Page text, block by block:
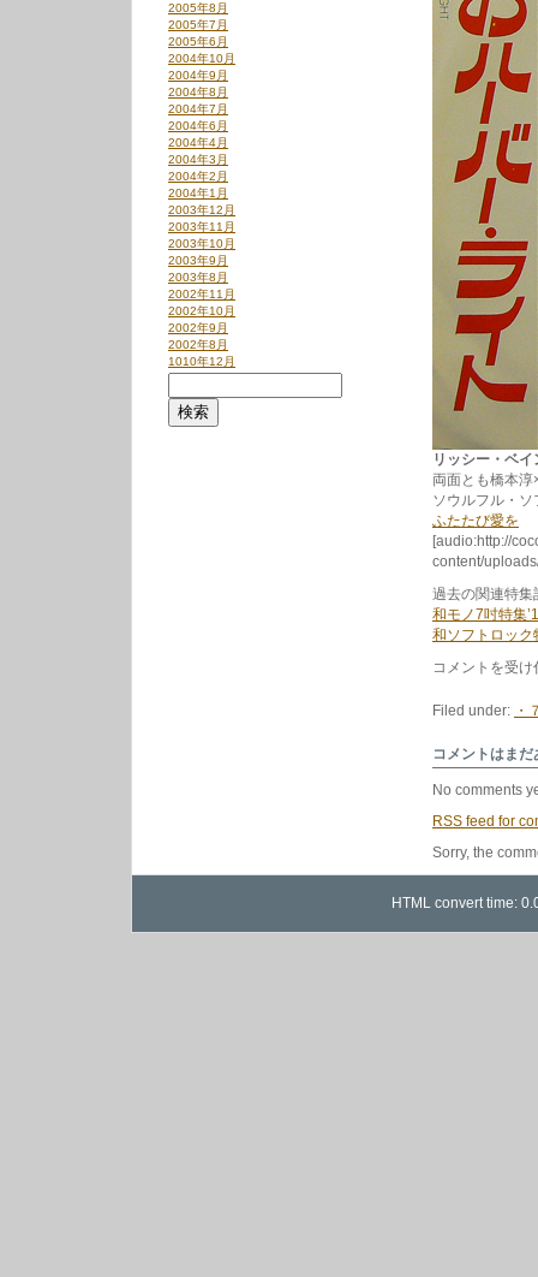
リッシー・ベ
両面とも橋本
ソウルフル・
ふたたび愛を
[audio:http://
content/
過去の関連特
和モノ7吋特集
和ソフトロック
和
ト
ッ
ク
7
吋
特
集
は
コメントを受
Filed under: ・
コメントはま
No comments
RSS feed for
Sorry, the
2005年8月
2005年7月
2005年6月
2004年10月
2004年9月
2004年8月
2004年7月
2004年6月
2004年4月
2004年3月
2004年2月
2004年1月
2003年12月
2003年11月
2003年10月
2003年9月
2003年8月
2002年11月
2002年10月
2002年9月
2002年8月
1010年12月
HTML convert time: